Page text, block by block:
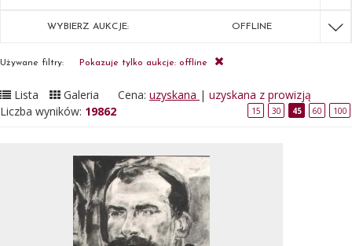
WYBIERZ AUKCJE: OFFLINE
Używane filtry: Pokazuje tylko aukcje: offline
Lista Galeria Cena: uzyskana | uzyskana z prowizją
Liczba wyników: 19862 15 30 45 60 100